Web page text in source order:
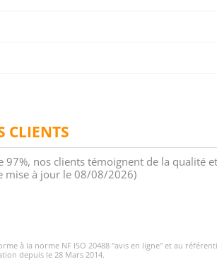
CLIENTS
97%, nos clients témoignent de la qualité
mise à jour le 08/08/2026)
à la norme NF ISO 20488 "avis en ligne" et au
depuis le 28 Mars 2014.